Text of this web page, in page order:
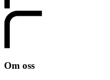
Om oss